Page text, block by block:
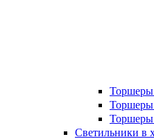
Торшеры
Светильники в